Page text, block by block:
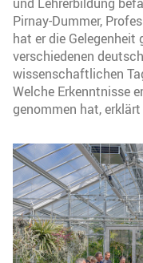
Pirnay-Dummer,
hat er die
verschiedenen
wissenschaftlichen
Welche Erkenntnisse
genommen hat,